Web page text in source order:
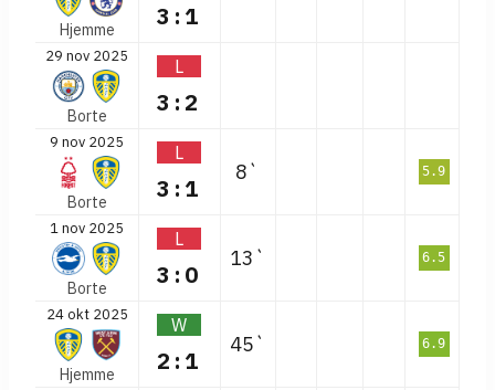
Hjemme 3:1
29 nov 2025
Borte
L
3:2
9 nov 2025
Borte
L
3:1
8` 5.9
1 nov 2025
Borte
L
3:0
13` 6.5
24 okt 2025
Hjemme
W
2:1
45` 6.9